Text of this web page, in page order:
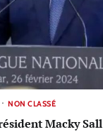
NON CLASSÉ
Macky Sall